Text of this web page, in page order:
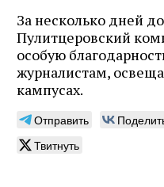
За несколько дней
Пулитцеровский
особую
журналистам,
кампусах.
Отправить
Твитнуть